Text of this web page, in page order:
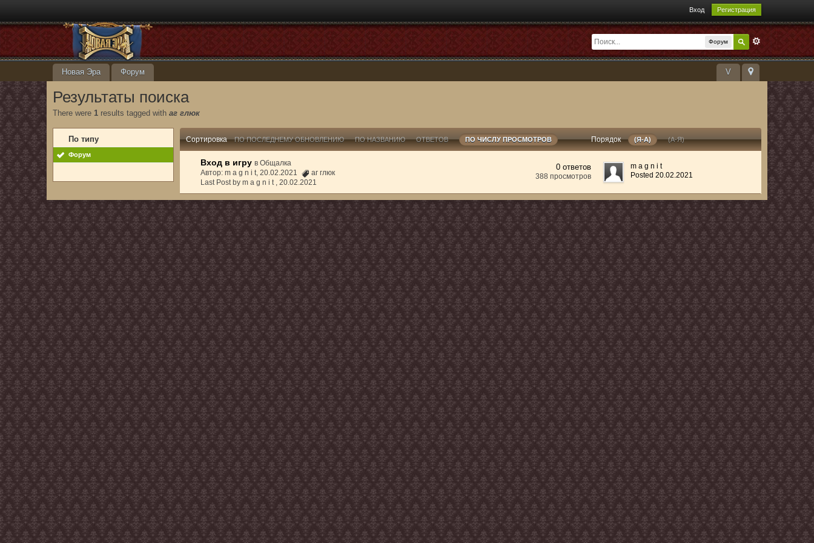
Вход Регистрация
Форум
V
Новая Эра Форум
Результаты поиска
There were 1 results tagged withаг глюк
По типу
Форум
Сортировка ПО ПОСЛЕДНЕМУ ОБНОВЛЕНИЮ ПО НАЗВАНИЮ ОТВЕТОВ ПО ЧИСЛУ ПРОСМОТРОВ Порядок (Я-А) (А-Я)
Вход в игру вОбщалка
Автор: m a g n i t, 20.02.2021
аг глюк
Last Post by m a g n i t ,20.02.2021
0 ответов
388 просмотров
m a g n i t
Posted 20.02.2021